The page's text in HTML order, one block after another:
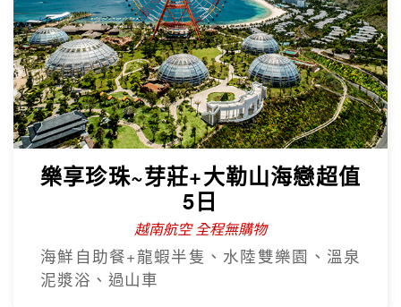
樂享珍珠~芽莊+大勒山海戀超值
5日
越南航空 全程無購物
海鮮自助餐+龍蝦半隻、水陸雙樂園、溫泉
泥漿浴、過山車